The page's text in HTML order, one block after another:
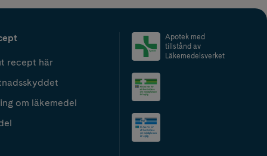
recept här
om läkemedel
Apotek med
tillstånd av
Läkemedelsverket